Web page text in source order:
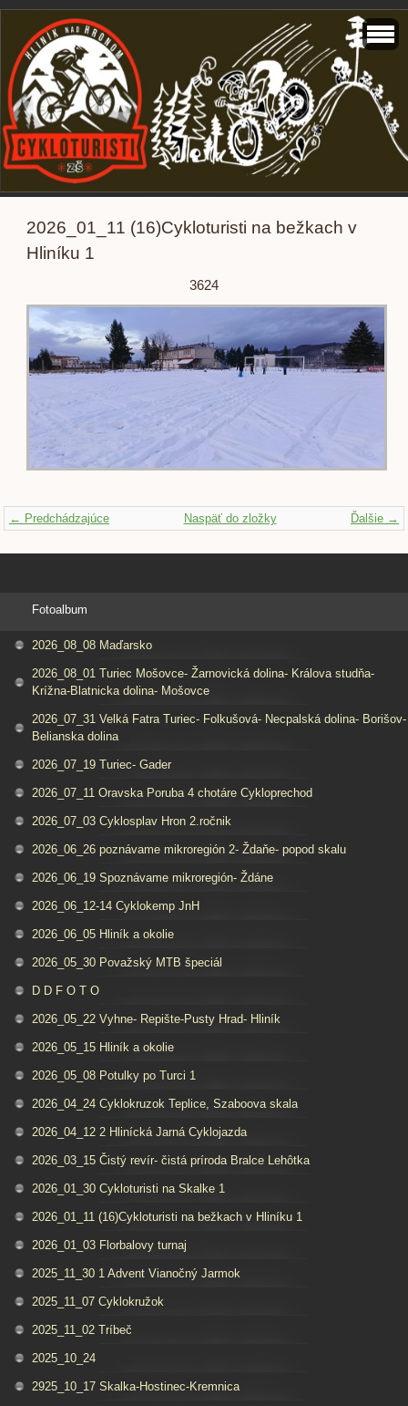
2026_01_11 (16)Cykloturisti na bežkach v
Hliníku 1
3624
← Predchádzajúce Ďalšie →
Naspäť do zložky
Fotoalbum
2026_08_08 Maďarsko
2026_08_01 Turiec Mošovce- Žarnovická dolina- Králova studňa-
Krížna-Blatnicka dolina- Mošovce
2026_07_31 Velká Fatra Turiec- Folkušová- Necpalská dolina- Borišov-
Belianska dolina
2026_07_19 Turiec- Gader
2026_07_11 Oravska Poruba 4 chotáre Cykloprechod
2026_07_03 Cyklosplav Hron 2.ročnik
2026_06_26 poznávame mikroregión 2- Ždaňe- popod skalu
2026_06_19 Spoznávame mikroregión- Ždáne
2026_06_12-14 Cyklokemp JnH
2026_06_05 Hliník a okolie
2026_05_30 Považský MTB špeciál
D D F O T O
2026_05_22 Vyhne- Repište-Pusty Hrad- Hliník
2026_05_15 Hliník a okolie
2026_05_08 Potulky po Turci 1
2026_04_24 Cyklokruzok Teplice, Szaboova skala
2026_04_12 2 Hlinícká Jarná Cyklojazda
2026_03_15 Čistý revír- čistá príroda Bralce Lehôtka
2026_01_30 Cykloturisti na Skalke 1
2026_01_11 (16)Cykloturisti na bežkach v Hliníku 1
2026_01_03 Florbalovy turnaj
2025_11_30 1 Advent Vianočný Jarmok
2025_11_07 Cyklokružok
2025_11_02 Tríbeč
2025_10_24
2925_10_17 Skalka-Hostinec-Kremnica